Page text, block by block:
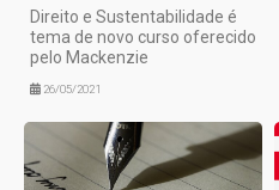
Direito e Sustentabilidade é
tema de novo curso oferecido
pelo Mackenzie
26/05/2021